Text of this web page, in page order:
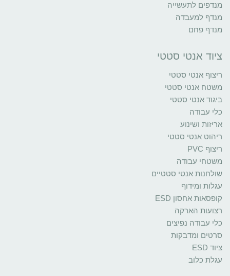
מנדפים לתעשייה
מנדף למעבדה
מנדף פחם
ציוד אנטי סטטי
ריצוף אנטי סטטי
משטח אנטי סטטי
ביגוד אנטי סטטי
כלי עבודה
אריזות ושינוע
ריהוט אנטי סטטי
ריצוף PVC
משטחי עבודה
שולחנות אנטי סטטיים
עגלות ומידוף
קופסאות אחסון ESD
רצועות הארקה
כלי עבודה נפיצים
סרטים ומדבקות
ציוד ESD
עגלת כלוב